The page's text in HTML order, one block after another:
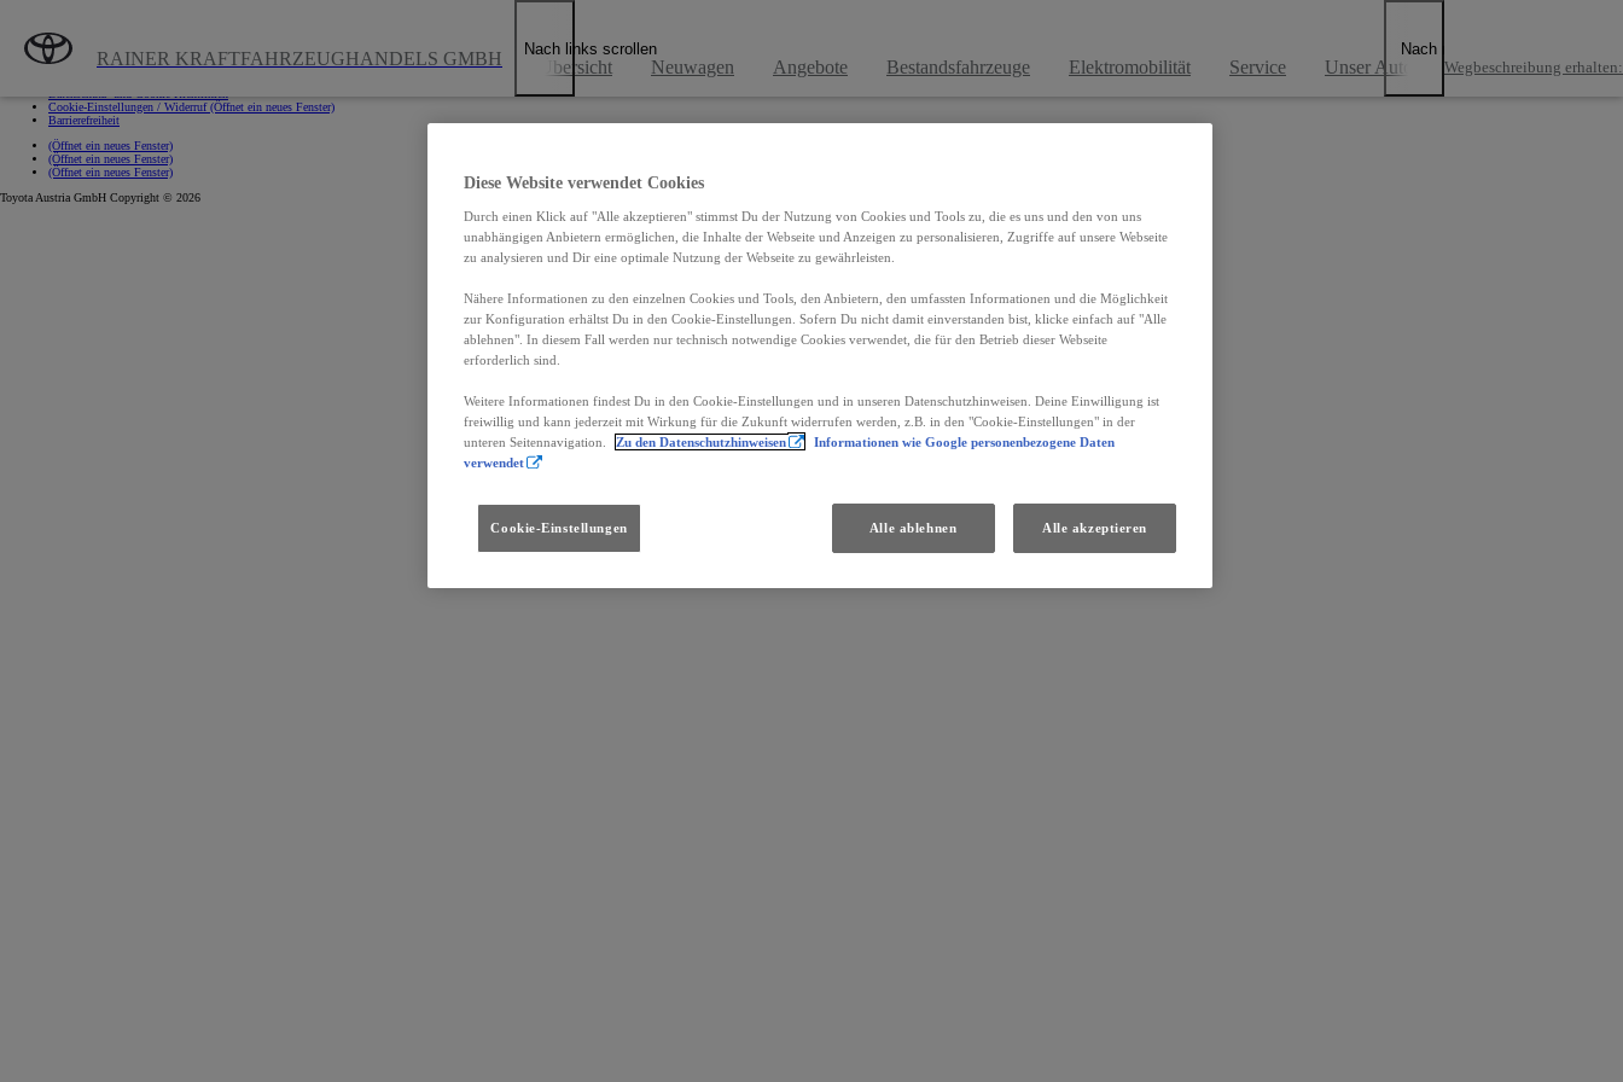
RAINER KRAFTFAHRZEUGHANDELS GMBH Übersicht Neuwagen Angebote Bestandsfahrzeuge Elektromobilität Service Unser Autohaus
Nach links scrollen
Nach rechts scrollen
Wegbeschreibung erhalten:
Impressum
Cookie-Einstellungen / Widerruf(Öffnet ein neues Fenster)
Barrierefreiheit
(Öffnet ein neues Fenster)
(Öffnet ein neues Fenster)
(Öffnet ein neues Fenster)
Toyota Austria GmbH Copyright © 2026
Diese Website verwendet Cookies
Durch einen Klick auf "Alle akzeptieren" stimmst Du der Nutzung von Cookies und Tools zu, die es uns und den von uns
unabhängigen Anbietern ermöglichen, die Inhalte der Webseite und Anzeigen zu personalisieren, Zugriffe auf unsere Webseite
zu analysieren und Dir eine optimale Nutzung der Webseite zu gewährleisten.
Nähere Informationen zu den einzelnen Cookies und Tools, den Anbietern, den umfassten Informationen und die Möglichkeit
zur Konfiguration erhältst Du in den Cookie-Einstellungen. Sofern Du nicht damit einverstanden bist, klicke einfach auf "Alle
ablehnen". In diesem Fall werden nur technisch notwendige Cookies verwendet, die für den Betrieb dieser Webseite
erforderlich sind.
Weitere Informationen findest Du in den Cookie-Einstellungen und in unseren Datenschutzhinweisen. Deine Einwilligung ist
freiwillig und kann jederzeit mit Wirkung für die Zukunft widerrufen werden, z.B. in den "Cookie-Einstellungen" in der
unteren Seitennavigation.
Zu den Datenschutzhinweisen
Informationen wie Google personenbezogene Daten
verwendet
Cookie-Einstellungen Alle ablehnen Alle akzeptieren